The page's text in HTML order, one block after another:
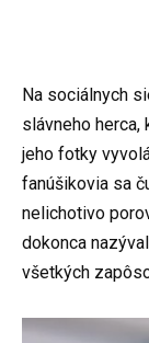
Na sociálnych
slávneho
jeho fotky
fanúšikovia sa
nelichotivo
dokonca
všetkých